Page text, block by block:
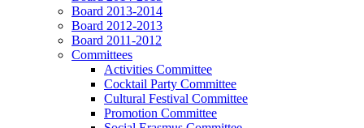
Board 2013-2014
Board 2012-2013
Board 2011-2012
Committees
Activities Committee
Cocktail Party Committee
Cultural Festival Committee
Promotion Committee